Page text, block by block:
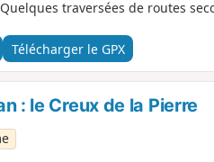
traversées de routes
Télécharger le GPX
: le Creux de la Pierre